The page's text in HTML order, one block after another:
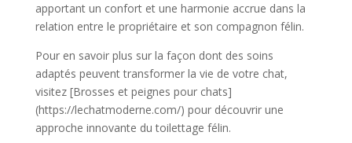
apportant un confort et une harmonie accrue dans la
relation entre le propriétaire et son compagnon félin.
Pour en savoir plus sur la façon dont des soins
adaptés peuvent transformer la vie de votre chat,
visitez [Brosses et peignes pour chats]
(https://lechatmoderne.com/) pour découvrir une
approche innovante du toilettage félin.